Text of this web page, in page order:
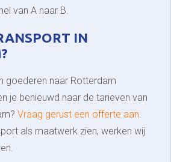
van A naar B.
IN
goederen naar Rotterdam
je benieuwd naar de tarieven van
Vraag gerust een offerte aan.
als maatwerk zien, werken wij